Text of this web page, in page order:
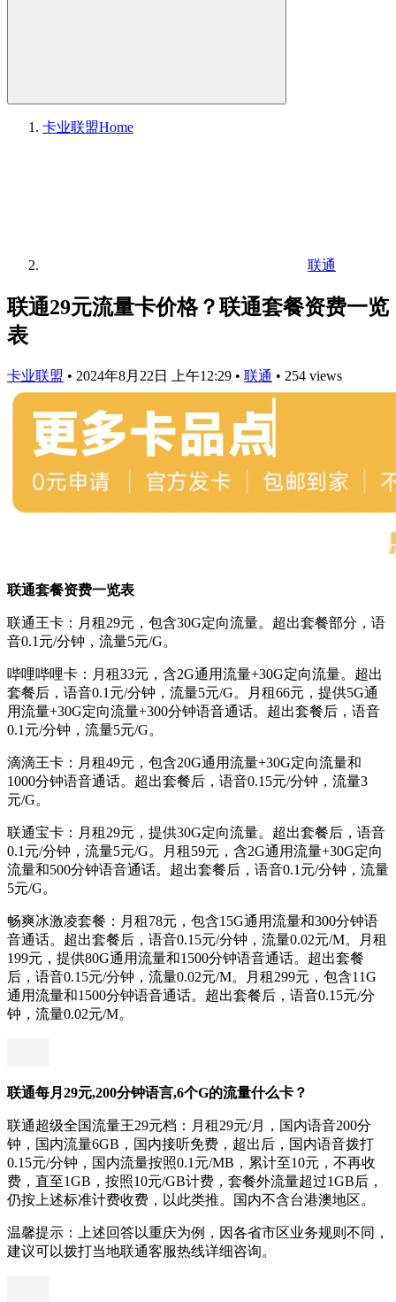
卡业联盟Home
联通
联通29元流量卡价格？联通套餐资费一览
表
卡业联盟 • 2024年8月22日 上午12:29 • 联通 • 254 views
联通套餐资费一览表
联通王卡：月租29元，包含30G定向流量。超出套餐部分，语
音0.1元/分钟，流量5元/G。
哔哩哔哩卡：月租33元，含2G通用流量+30G定向流量。超出
套餐后，语音0.1元/分钟，流量5元/G。月租66元，提供5G通
用流量+30G定向流量+300分钟语音通话。超出套餐后，语音
0.1元/分钟，流量5元/G。
滴滴王卡：月租49元，包含20G通用流量+30G定向流量和
1000分钟语音通话。超出套餐后，语音0.15元/分钟，流量3
元/G。
联通宝卡：月租29元，提供30G定向流量。超出套餐后，语音
0.1元/分钟，流量5元/G。月租59元，含2G通用流量+30G定向
流量和500分钟语音通话。超出套餐后，语音0.1元/分钟，流量
5元/G。
畅爽冰激凌套餐：月租78元，包含15G通用流量和300分钟语
音通话。超出套餐后，语音0.15元/分钟，流量0.02元/M。月租
199元，提供80G通用流量和1500分钟语音通话。超出套餐
后，语音0.15元/分钟，流量0.02元/M。月租299元，包含11G
通用流量和1500分钟语音通话。超出套餐后，语音0.15元/分
钟，流量0.02元/M。
联通每月29元,200分钟语言,6个G的流量什么卡？
联通超级全国流量王29元档：月租29元/月，国内语音200分
钟，国内流量6GB，国内接听免费，超出后，国内语音拨打
0.15元/分钟，国内流量按照0.1元/MB，累计至10元，不再收
费，直至1GB，按照10元/GB计费，套餐外流量超过1GB后，
仍按上述标准计费收费，以此类推。国内不含台港澳地区。
温馨提示：上述回答以重庆为例，因各省市区业务规则不同，
建议可以拨打当地联通客服热线详细咨询。